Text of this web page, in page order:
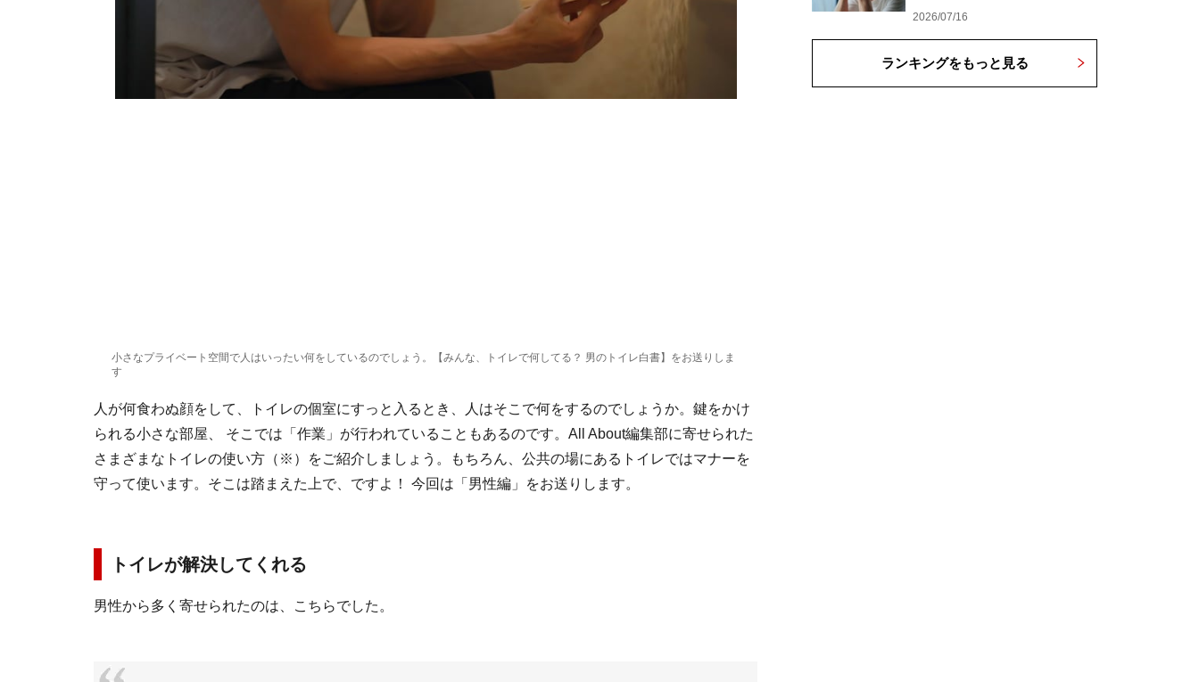
小さなプライベート空間で人はいったい何をしているのでしょう。【みんな、トイレで何してる？ 男のトイレ白書】をお送りしま
す
人が何食わぬ顔をして、トイレの個室にすっと入るとき、人はそこで何をするのでしょうか。鍵をかけ
られる小さな部屋、 そこでは「作業」が行われていることもあるのです。All About編集部に寄せられた
さまざまなトイレの使い方（※）をご紹介しましょう。もちろん、公共の場にあるトイレではマナーを
守って使います。そこは踏まえた上で、ですよ！ 今回は「男性編」をお送りします。
トイレが解決してくれる
男性から多く寄せられたのは、こちらでした。
2026/07/16
ランキングをもっと見る